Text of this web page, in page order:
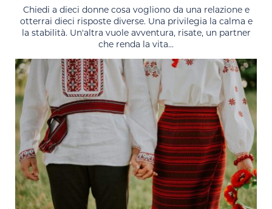
Chiedi a dieci donne cosa vogliono da una relazione e
otterrai dieci risposte diverse. Una privilegia la calma e
la stabilità. Un'altra vuole avventura, risate, un partner
che renda la vita...